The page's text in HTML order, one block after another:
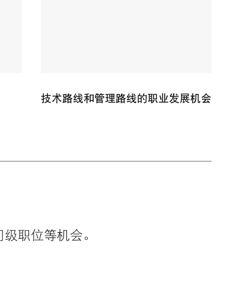
技术路线和管理路线的职业发展机会
职位等机会。